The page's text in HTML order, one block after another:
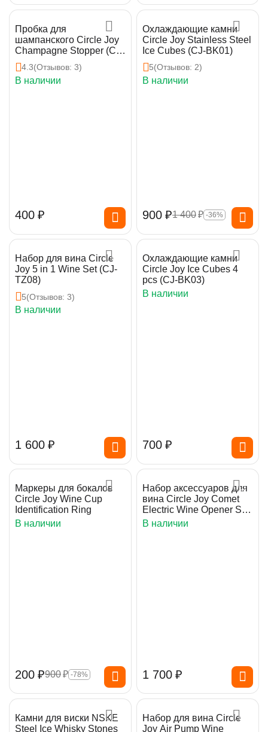
Пробка для
шампанского Circle Joy
Champagne Stopper (CJ-
JS02)
4.3(Отзывов: 3)
В наличии
‍400‍ ₽
Охлаждающие камни
Circle Joy Stainless Steel
Ice Cubes (CJ-BK01)
5(Отзывов: 2)
В наличии
‍900‍ ₽1 400₽ -36%
Набор для вина Circle
Joy 5 in 1 Wine Set (CJ-
TZ08)
5(Отзывов: 3)
В наличии
1 600 ₽
Охлаждающие камни
Circle Joy Ice Cubes 4
pcs (CJ-BK03)
В наличии
‍700‍ ₽
Маркеры для бокалов
Circle Joy Wine Cup
Identification Ring
В наличии
‍200‍ ₽‍900‍₽ -78%
Набор аксессуаров для
вина Circle Joy Comet
Electric Wine Opener Set
(CJ-TZ20)
В наличии
1 700 ₽
Камни для виски NSKE
Steel Ice Whisky Stones
Набор для вина Circle
Joy Air Pump Wine